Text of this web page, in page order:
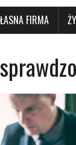
FIRMA